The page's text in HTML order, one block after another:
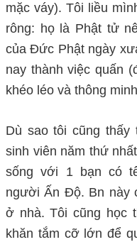
mặc váy). Tôi liều
rông: họ là Phật tử
của Đức Phật ngày
nay thành việc quấn
khéo léo và thông
Dù sao tôi cũng
sinh viên năm thứ
sống với 1 bạn có
người Ấn Độ. Bn này
ở nhà. Tôi cũng học
khăn tắm cỡ lớn để